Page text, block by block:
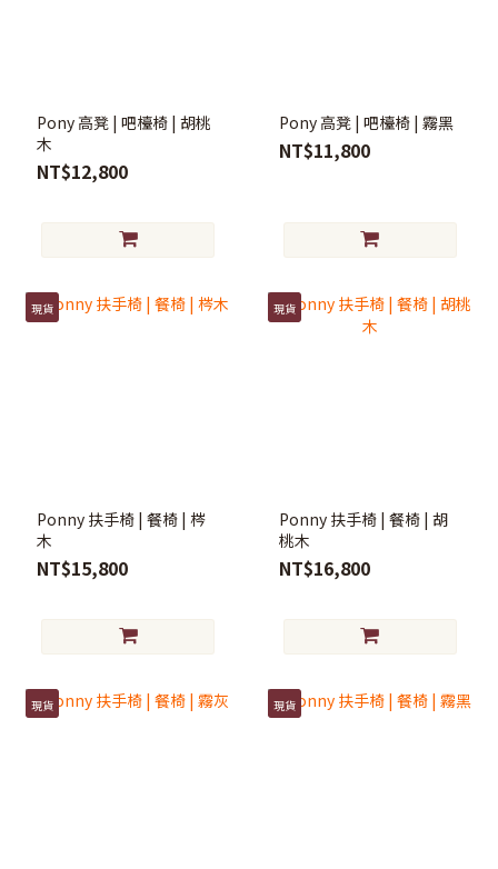
Pony 高凳 | 吧檯椅 | 胡桃
木
NT$12,800
Pony 高凳 | 吧檯椅 | 霧黑
NT$11,800
現貨
Ponny 扶手椅 | 餐椅 | 梣
木
NT$15,800
現貨
Ponny 扶手椅 | 餐椅 | 胡
桃木
NT$16,800
現貨 現貨